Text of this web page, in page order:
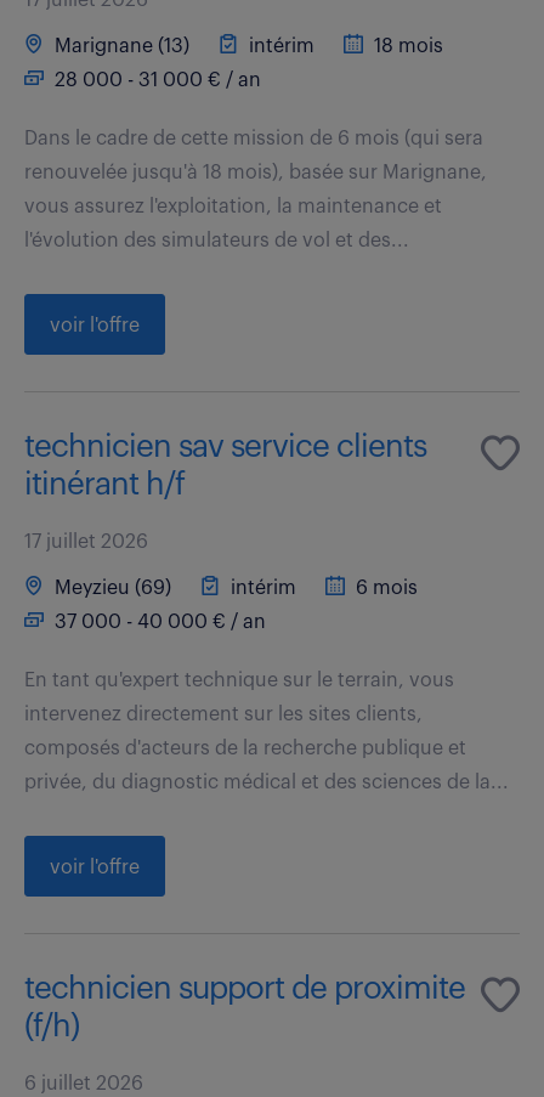
Marignane (13) intérim
18 mois
28 000 - 31 000 € / an
Dans le cadre de cette mission de 6 mois (qui sera
renouvelée jusqu'à 18 mois), basée sur Marignane,
vous assurez l'exploitation, la maintenance et
l'évolution des simulateurs de vol et des...
voir l'offre
technicien sav service clients
itinérant h/f
17 juillet 2026
Meyzieu (69) intérim
6 mois
37 000 - 40 000 € / an
En tant qu'expert technique sur le terrain, vous
intervenez directement sur les sites clients,
composés d'acteurs de la recherche publique et
privée, du diagnostic médical et des sciences de la...
voir l'offre
technicien support de proximite
(f/h)
6 juillet 2026